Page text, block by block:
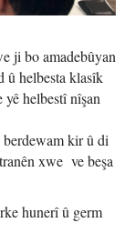
ji bo amadebûyan
û helbesta klasîk
helbestî nîşan
kir û di
xwe ve beşa
hunerî û germ